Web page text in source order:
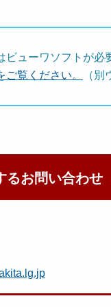
ビューワソフトが必
覧ください。
（
るお問い合わせ